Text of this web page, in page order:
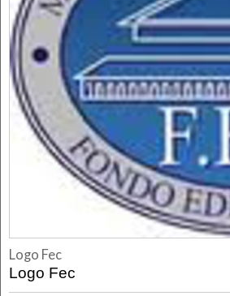
Logo Fec
Logo Fec